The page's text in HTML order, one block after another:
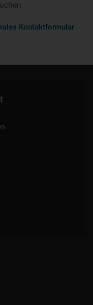
Kontaktformular